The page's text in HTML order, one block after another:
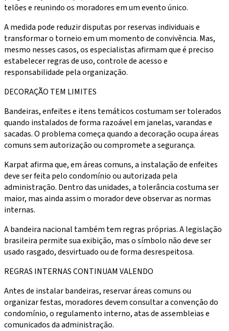
telões e reunindo os moradores em um evento único.
A medida pode reduzir disputas por reservas individuais e
transformar o torneio em um momento de convivência. Mas,
mesmo nesses casos, os especialistas afirmam que é preciso
estabelecer regras de uso, controle de acesso e
responsabilidade pela organização.
DECORAÇÃO TEM LIMITES
Bandeiras, enfeites e itens temáticos costumam ser tolerados
quando instalados de forma razoável em janelas, varandas e
sacadas. O problema começa quando a decoração ocupa áreas
comuns sem autorização ou compromete a segurança.
Karpat afirma que, em áreas comuns, a instalação de enfeites
deve ser feita pelo condomínio ou autorizada pela
administração. Dentro das unidades, a tolerância costuma ser
maior, mas ainda assim o morador deve observar as normas
internas.
A bandeira nacional também tem regras próprias. A legislação
brasileira permite sua exibição, mas o símbolo não deve ser
usado rasgado, desvirtuado ou de forma desrespeitosa.
REGRAS INTERNAS CONTINUAM VALENDO
Antes de instalar bandeiras, reservar áreas comuns ou
organizar festas, moradores devem consultar a convenção do
condomínio, o regulamento interno, atas de assembleias e
comunicados da administração.